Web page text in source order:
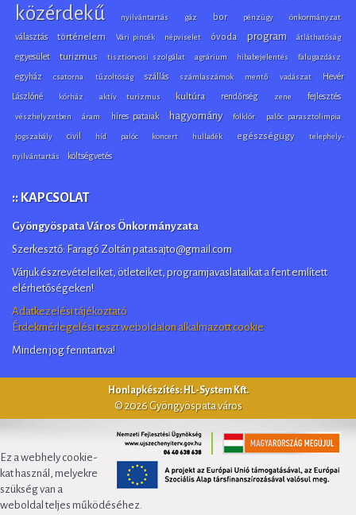
közérdekű nyilvántartás gáz bor pénzügy önkormányzat
választás történelem Vári pincék népviselet óvoda program átláthatóság
egyesület turizmus tisztiorvosi szolgálat agrárium hibabejelentés falugazdász
egyház csatorna tűzoltóság szállás számlaszámok mentő vadászat Hevér
Lászlóné kórház aktív turizmus kultúra rendőrség zene fejlesztés
vészhelyzetben áram híres pataiak hagyomány folklór palóc parasztolimpia
jogszabály civil híd palóc koncert hulladék egészségügy telephely-
nyilvántartás költségvetés
:: KAPCSOLAT
Gyöngyöspata Város Önkormányzata
Szerkesztő: Faragó Zoltán patasajto@gmail.com
Várjuk észrevételeiket, ötleteiket, programjavaslataikat a fent említett
elérhetőségeken!
Adatkezelési tájékoztató
Érdekmérlegelési teszt weboldalon alkalmazott cookie
Minden jog fenntartva!
Honlapkészítés: HL-System Kft.
© 2026 Gyöngyöspata város
Ez a webhely cookie-
kat használ, melyekre
szükség van a
weboldal teljes működéséhez.